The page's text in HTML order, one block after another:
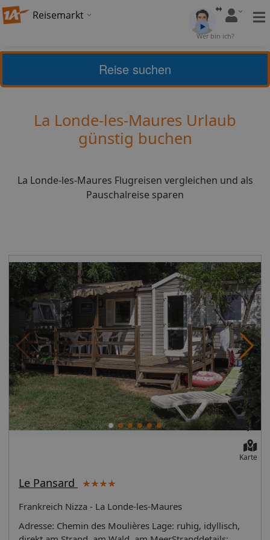
Reisemarkt
Wer bin ich?
Frankreich La Londe-les-Maures
4,2(26) Bewerten
La Londe-les-Maures Urlaub
günstig buchen
La Londe-les-Maures Flugreisen vergleichen und als
Pauschalreise sparen
Reise suchen
Karte
Le Pansard
Frankreich Nizza - La Londe-les-Maures
Adresse: Chemin des Moulières Lage: ruhig, idyllisch,